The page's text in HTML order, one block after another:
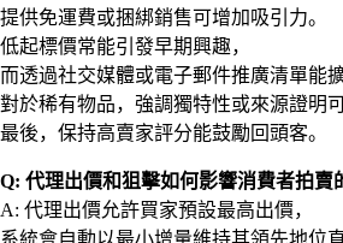
提供免運費或捆綁銷售可增加吸引力。
低起標價常能引發早期興趣，
而透過社交媒體或電子郵件推廣清單能
對於稀有物品，強調獨特性或來源證明
最後，保持高賣家評分能鼓勵回頭客。
Q: 代理出價和狙擊如何影響消費者拍賣
A: 代理出價允許買家預設最高出價，
系統會自動以最小增量維持其領先地位